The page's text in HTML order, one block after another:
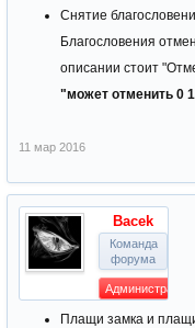
Снятие
Благословения
описании стоит
"может отменить 0
11 мар 2016
Bacek
Команда
форума
Администратор
Плащи замка и